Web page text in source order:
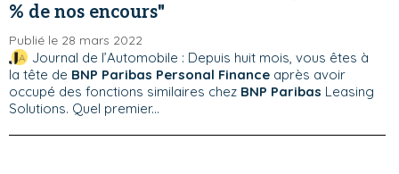
% de nos encours"
Publié le 28 mars 2022
Journal de l’Automobile : Depuis huit mois, vous êtes à
la tête de BNP Paribas Personal Finance après avoir
occupé des fonctions similaires chez BNP Paribas Leasing
Solutions. Quel premier...